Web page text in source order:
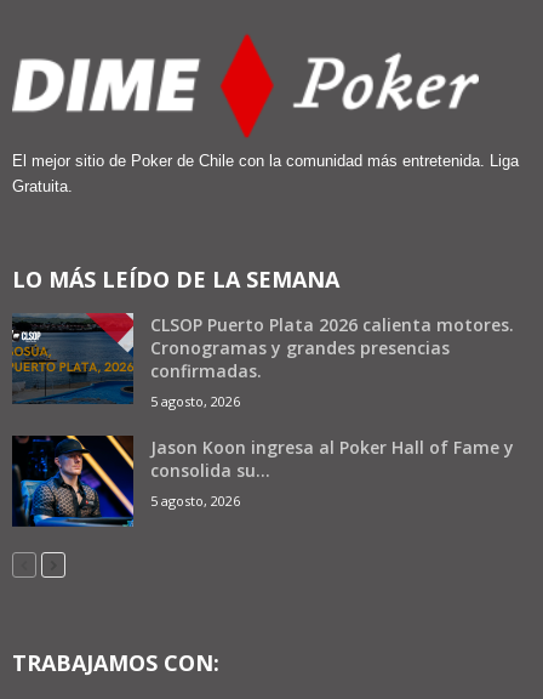
El mejor sitio de Poker de Chile con la comunidad más entretenida. Liga
Gratuita.
LO MÁS LEÍDO DE LA SEMANA
CLSOP Puerto Plata 2026 calienta motores.
Cronogramas y grandes presencias
confirmadas.
5 agosto, 2026
Jason Koon ingresa al Poker Hall of Fame y
consolida su...
5 agosto, 2026
TRABAJAMOS CON: